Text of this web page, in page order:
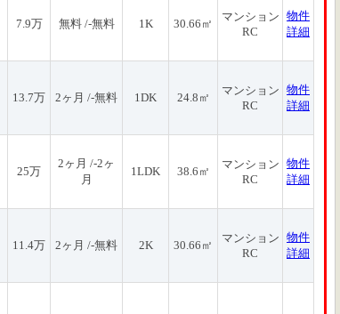
7.9万 無料 /-無料 1K 30.66㎡
マンション
RC
物件
詳細
13.7万 2ヶ月 /-無料 1DK 24.8㎡
マンション
RC
物件
詳細
25万
2ヶ月 /-2ヶ
月
1LDK 38.6㎡
マンション
RC
物件
詳細
11.4万 2ヶ月 /-無料 2K 30.66㎡
マンション
RC
物件
詳細